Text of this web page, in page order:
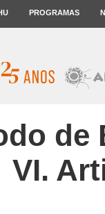
PROGRAMAS
de
VI.